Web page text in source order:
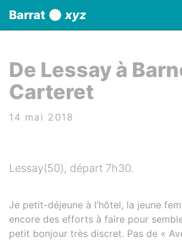
Barrat xyz
De Lessay à
Carteret
14 mai 2018
Lessay(50), départ 7h30.
Je petit-déjeune à l’hôtel, la jeune
encore des efforts à faire pour
petit bonjour très discret. Pas de «
Panneau de gestion des cookies